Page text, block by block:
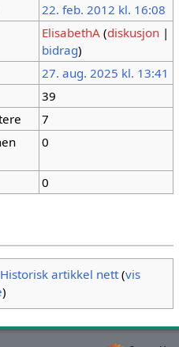
22. feb. 2012 kl. 16:08
ElisabethA (diskusjon|
bidrag)
27. aug. 2025 kl. 13:41
39
7
0
0
artikkel nett (vis
)